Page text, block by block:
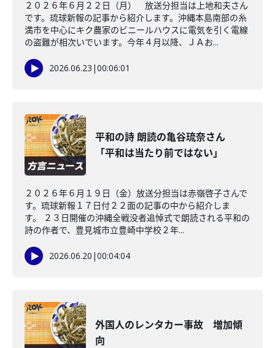
２０２６年６月２２日（月） 放送分担当は上地和夫さん
です。琉球新報の記事から紹介します。沖縄本島南部の糸
満市を中心にキク農家のビニールハウスに電気を引く電線
の盗難が相次いでいます。今年４月以降、ＪＡお...
2026.06.23 |00:06:01
平和の詩 朗読の亀谷琉奈さん
「平和は当たり前ではない」
２０２６年６月１９日（金）放送分担当は赤嶺啓子さんで
す。琉球新報１７日付２２面の記事の中から紹介しま
す。 ２３日開催の沖縄全戦没者追悼式で朗読される平和の
詩の作者で、豊見城市立豊崎中学校２年...
2026.06.20 |00:04:04
外国人のレンタカー事故 増加傾
向